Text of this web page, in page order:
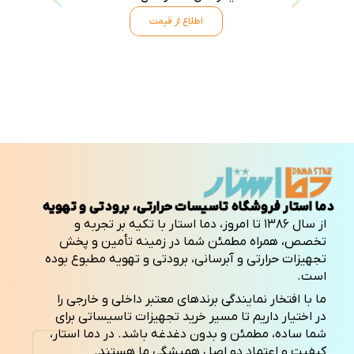
اطلاع از قیمت
دما استار فروشگاه تاسیسات حرارتی، برودتی و تهویه
از سال ۱۳۸۶ تا امروز، دما استار با تکیه بر تجربه و
تخصص، همراه مطمئن شما در زمینه تأمین و پخش
تجهیزات حرارتی و آبرسانی، برودتی و تهویه مطبوع بوده
است.
ما با افتخار نمایندگی برندهای معتبر داخلی و خارجی را
در اختیار داریم تا مسیر خرید تجهیزات تاسیساتی برای
شما ساده، مطمئن و بدون دغدغه باشد. در دما استار،